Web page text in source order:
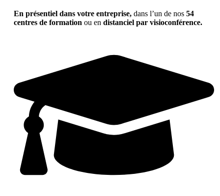
En présentiel dans votre entreprise, dans l’un de nos 54
centres de formation ou en distanciel par visioconférence.